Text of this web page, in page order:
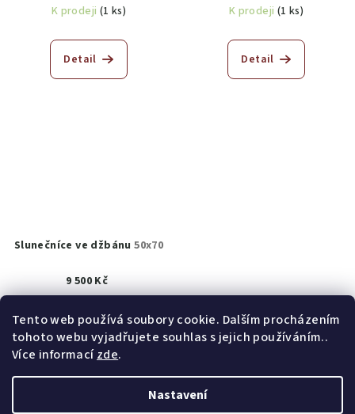
Tento web používá soubory cookie. Dalším procházením
tohoto webu vyjadřujete souhlas s jejich používáním..
Více informacízde.
Nastavení
K prodeji (1 ks)
Detail
K prodeji (1 ks)
Detail
Slunečníce ve džbánu50x70
9 500 Kč
K prodeji(1 ks)
Do košíku